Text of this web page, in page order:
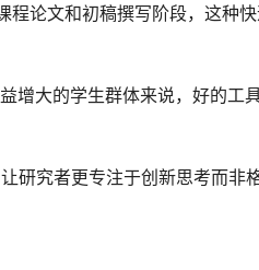
程论文和初稿撰写阶段，这种
增大的学生群体来说，好的工
研究者更专注于创新思考而非